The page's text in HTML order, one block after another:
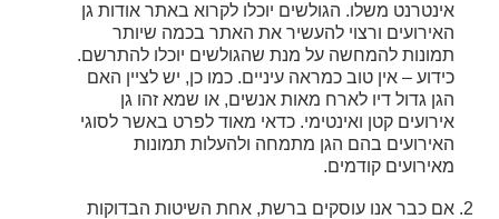
אינטרנט משלו. הגולשים יוכלו לקרוא באתר אודות גן
האירועים ורצוי להעשיר את האתר בכמה שיותר
תמונות להמחשה על מנת שהגולשים יוכלו להתרשם.
כידוע – אין טוב כמראה עיניים. כמו כן, יש לציין האם
הגן גדול דיו לארח מאות אנשים, או שמא זהו גן
אירועים קטן ואינטימי. כדאי מאוד לפרט באשר לסוגי
האירועים בהם הגן מתמחה ולהעלות תמונות
מאירועים קודמים.
אם כבר אנו עוסקים ברשת, אחת השיטות הבדוקות